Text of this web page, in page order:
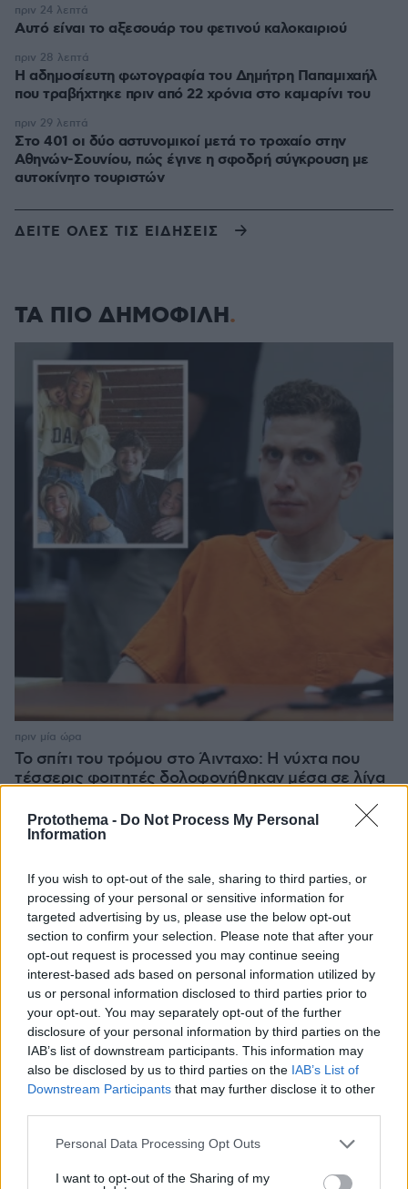
Protothema - Do Not Process My Personal
Information
If you wish to opt-out of the sale, sharing to third parties, or
processing of your personal or sensitive information for
targeted advertising by us, please use the below opt-out
section to confirm your selection. Please note that after your
opt-out request is processed you may continue seeing
interest-based ads based on personal information utilized by
us or personal information disclosed to third parties prior to
your opt-out. You may separately opt-out of the further
disclosure of your personal information by third parties on the
IAB’s list of downstream participants. This information may
also be disclosed by us to third parties on the IAB’s List of
Downstream Participants that may further disclose it to other
Please note that this website/app uses one or more Google
not limited to your visit or usage behaviour. You may click to
Personal Data Processing Opt Outs
I want to opt-out of the Sharing of my
Αυτό είναι το αξεσουάρ του φετινού καλοκαιριού
πριν 24 λεπτά
Η αδημοσίευτη φωτογραφία του Δημήτρη Παπαμιχαήλ
που τραβήχτηκε πριν από 22 χρόνια στο καμαρίνι του
πριν 28 λεπτά
Στο 401 οι δύο αστυνομικοί μετά το τροχαίο στην
Αθηνών-Σουνίου, πώς έγινε η σφοδρή σύγκρουση με
αυτοκίνητο τουριστών
πριν 29 λεπτά
ΔΕΙΤΕ ΟΛΕΣ ΤΙΣ ΕΙΔΗΣΕΙΣ
ΤΑ ΠΙΟ ΔΗΜΟΦΙΛΗ
Το σπίτι του τρόμου στο Άινταχο: Η νύχτα που
τέσσερις φοιτητές δολοφονήθηκαν μέσα σε λίγα
πριν μία ώρα